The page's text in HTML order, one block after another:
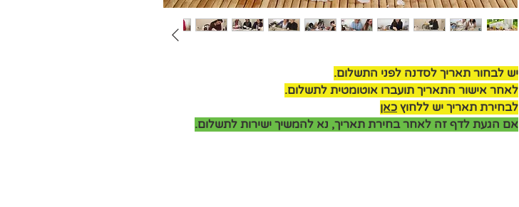
יש לבחור תאריך לסדנה לפני התשלום.
לאחר אישור התאריך תועברו אוטומטית לתשלום.
לבחירת תאריך יש ללחוץ כאן
אם הגעת לדף זה לאחר בחירת תאריך, נא להמשיך ישירות לתשלום.